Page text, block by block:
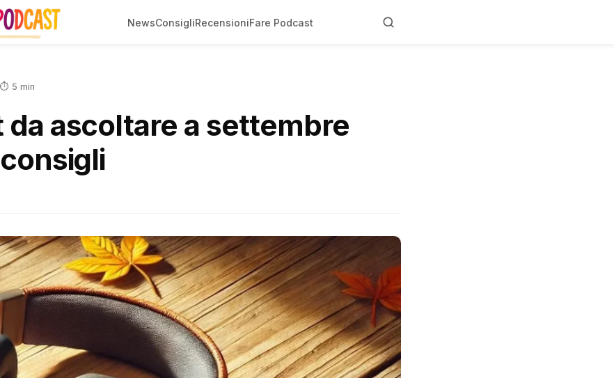
NewsConsigliRecensioniFare Podcast
⏱ 5 min
da ascoltare a settembre